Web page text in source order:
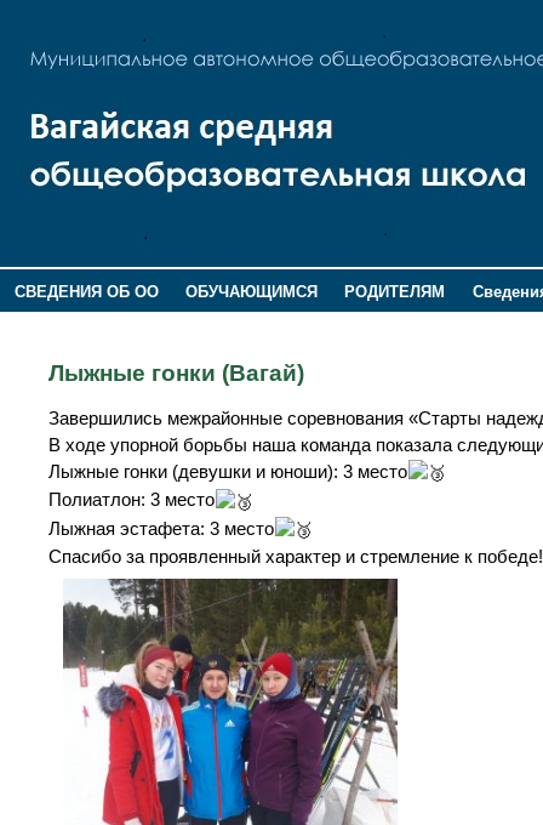
СВЕДЕНИЯ ОБ ОО ОБУЧАЮЩИМСЯ РОДИТЕЛЯМ
Лыжные гонки (Вагай)
Завершились межрайонные соревнования «Старты
В ходе упорной борьбы наша команда показала
Лыжные гонки (девушки и юноши): 3 место
Полиатлон: 3 место
Лыжная эстафета: 3 место
Спасибо за проявленный характер и стремление к победе!